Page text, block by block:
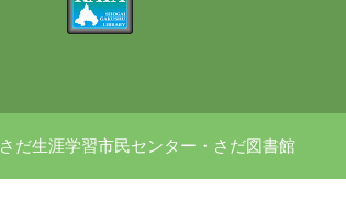
さだ生涯学習市民センター・さだ図書館